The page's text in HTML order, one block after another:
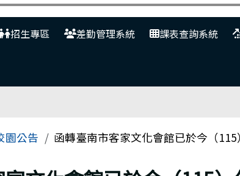
招生專區 差勤管理系統 課表查詢系統
園公告 函轉臺南市客家文化會館已於今（